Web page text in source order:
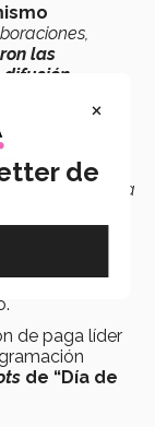
las
difusión
del
que “
disciplina de
específico en la
de los
o en
les permite
de paga líder
de “Día de
×
de